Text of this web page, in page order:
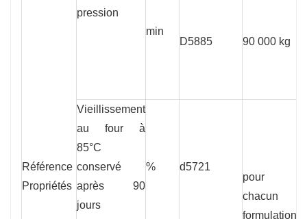
Référence
Propriétés
min
pression
D5885 90 000 kg
Vieillissement
au four à
85°C
conservé
après 90
jours
%
d5721
pour
chacun
formulation